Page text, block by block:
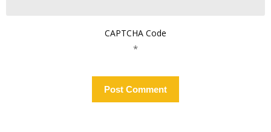
CAPTCHA Code
*